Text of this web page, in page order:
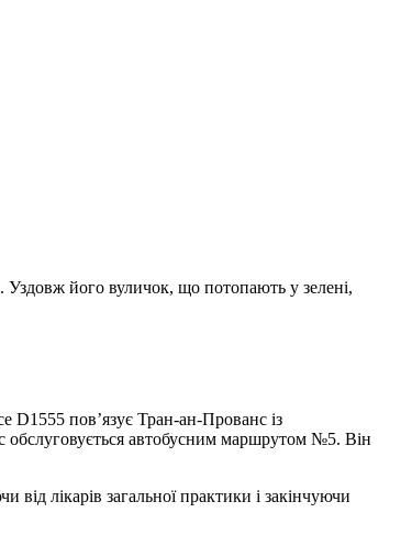
Уздовж його вуличок, що потопають у зелені,
D1555 пов’язує Тран-ан-Прованс із
обслуговується автобусним маршрутом №5. Він
лікарів загальної практики і закінчуючи